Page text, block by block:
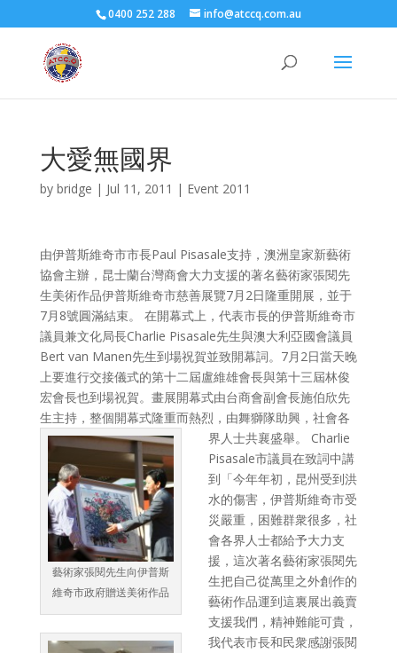
0400 252 288 info@atccq.com.au
大愛無國界
by bridge | Jul 11, 2011 | Event 2011
由伊普斯維奇市市長Paul Pisasale支持，澳洲皇家新藝術
協會主辦，昆士蘭台灣商會大力支援的著名藝術家張閱先
生美術作品伊普斯維奇市慈善展覽7月2日隆重開展，並于
7月8號圓滿結束。 在開幕式上，代表市長的伊普斯維奇市
議員兼文化局長Charlie Pisasale先生與澳大利亞國會議員
Bert van Manen先生到場祝賀並致開幕詞。7月2日當天晚
上要進行交接儀式的第十二屆盧維雄會長與第十三屆林俊
宏會長也到場祝賀。畫展開幕式由台商會副會長施伯欣先
生主持，整個開幕式隆重而熱烈，由舞獅隊助興，社會各
界人士共襄盛舉。
藝術家張閱先生向伊普斯
維奇市政府贈送美術作品
Charlie
Pisasale市議員在致詞中講
到「今年年初，昆州受到洪
水的傷害，伊普斯維奇市受
災嚴重，困難群衆很多，社
會各界人士都給予大力支
援，這次著名藝術家張閱先
生把自己從萬里之外創作的
藝術作品運到這裏展出義賣
支援我們，精神難能可貴，
我代表市長和民衆感謝張閱